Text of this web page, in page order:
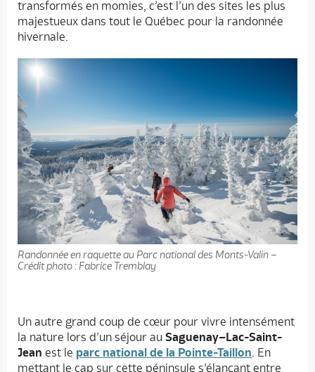
transformés en momies, c’est l’un des sites les plus
majestueux dans tout le Québec pour la randonnée
hivernale.
Randonnée en raquette au Parc national des Monts-Valin –
Crédit photo : Fabrice Tremblay
Un autre grand coup de cœur pour vivre intensément
la nature lors d’un séjour au Saguenay–Lac-Saint-
Jean est le parc national de la Pointe-Taillon. En
mettant le cap sur cette péninsule s’élançant entre